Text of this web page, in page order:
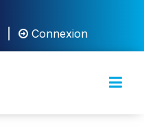
Connexion